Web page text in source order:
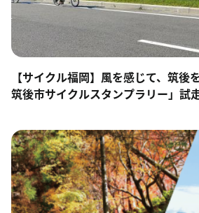
【サイクル福岡】風を感じて、筑後
筑後市サイクルスタンプラリー」試